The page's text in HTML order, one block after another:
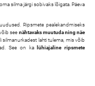
silma järgi sobivaks lõigata. Päeva
Ripsmete pealekandmiseks
see nähtavaks muutuda ning näe
silmanurkadest lahti tulema, mis võib
See on ka
lühiajaline ripsmete